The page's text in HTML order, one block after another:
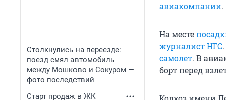
Столкнулись на переезде:
поезд смял автомобиль
между Мошково и Сокуром —
фото последствий
Старт продаж в ЖК
авиакомпании.
На месте
журналист НГС
самолет. В
борт перед